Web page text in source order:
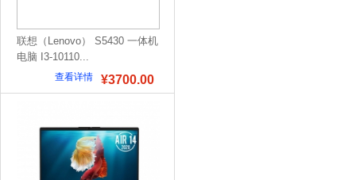
联想（Lenovo） S5430 一体机
电脑 I3-10110...
¥3700.00
查看详情